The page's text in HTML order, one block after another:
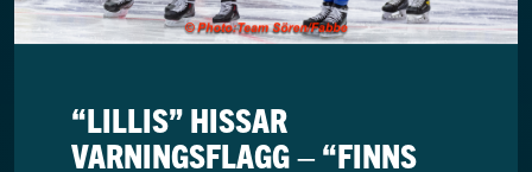
“LILLIS” HISSAR
VARNINGSFLAGG – “FINNS